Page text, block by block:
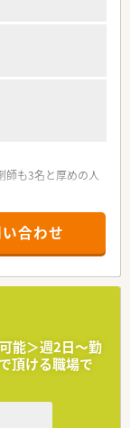
も3名と厚めの人
師の負担を軽減す
す。
との両立も図りや
です。
も整っています。
す。
が可能です。全店
なくOTCも経験で
合わせ
能＞週2日～勤
頂ける職場で